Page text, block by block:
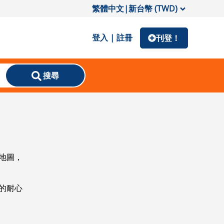
繁體中文|新台幣 (TWD)
登入 | 註冊 刊登！
搜尋
圖，
耐心